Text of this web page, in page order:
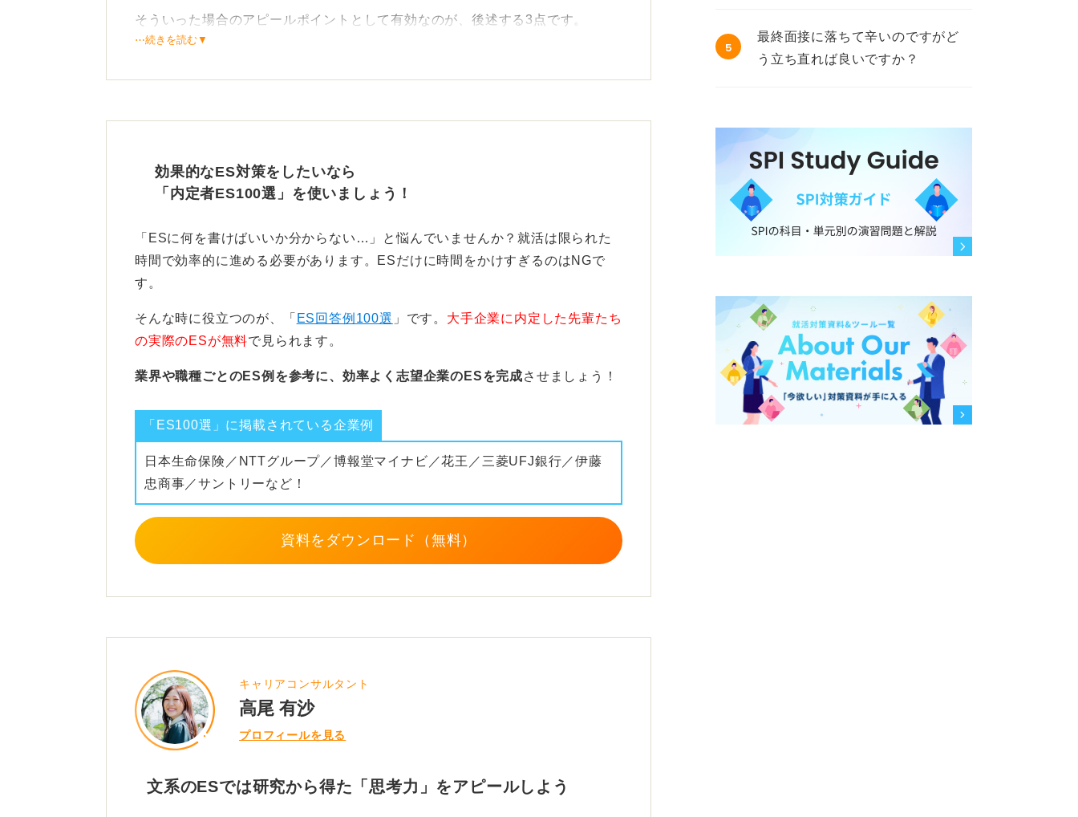
そういった場合のアピールポイントとして有効なのが、後述する3点です。
「②研究から学んだ事とそれを企業でどう活かすか」
①学問に対する姿勢
ことができます。
学問に対する姿勢とは、テーマを選んだ理由、研究の目的、結果を得るためのア
み方のことです。
そして、企業にとって必要な人材かどうかを判断します。
そのため、研究内容ばかりを述べてしまうと、「あなた」という人物像が伝わり
づらくなってしまいます。
研究テーマの詳しい内容だけでなく、研究への関わり方や姿勢などに重点を置い
②研究から学んだ事とそれを企業でどう活かすか
③人柄
研究を通して、ゼミの教授や学友とどのように関係性を築いてきたのかもアピー
ルポイントとなります。それにより、人間関係の構築力や積極性などを示すこと
ができるからです。
⋯続きを読む▼
効果的なES対策をしたいなら
「内定者ES100選」を使いましょう！
「ESに何を書けばいいか分からない…」と悩んでいませんか？就活は限られた
時間で効率的に進める必要があります。ESだけに時間をかけすぎるのはNGで
す。
そんな時に役立つのが、「 ES回答例100選 」です。 大手企業に内定した先輩たち
の実際のESが無料で見られます。
業界や職種ごとのES例を参考に、効率よく志望企業のESを完成させましょう！
「ES100選」に掲載されている企業例
日本生命保険／NTTグループ／博報堂マイナビ／花王／三菱UFJ銀行／伊藤
忠商事／サントリーなど！
資料をダウンロード（無料）
キャリアコンサルタント
高尾 有沙
プロフィールを見る
文系のESでは研究から得た「思考力」をアピールしよう
5
最終面接に落ちて辛いのですがど
う立ち直れば良いですか？